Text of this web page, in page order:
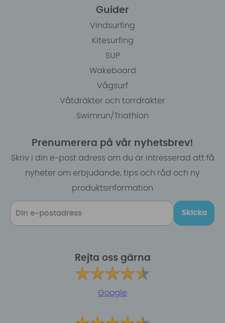
Guider
Vindsurfing
Kitesurfing
SUP
Wakeboard
Vågsurf
Våtdräkter och torrdräkter
Swimrun/Triathlon
Prenumerera på vår nyhetsbrev!
Skriv i din e-post adress om du är intresserad att få
nyheter om erbjudande, tips och råd och ny
produktsinformation
Skicka
Rejta oss gärna
Google